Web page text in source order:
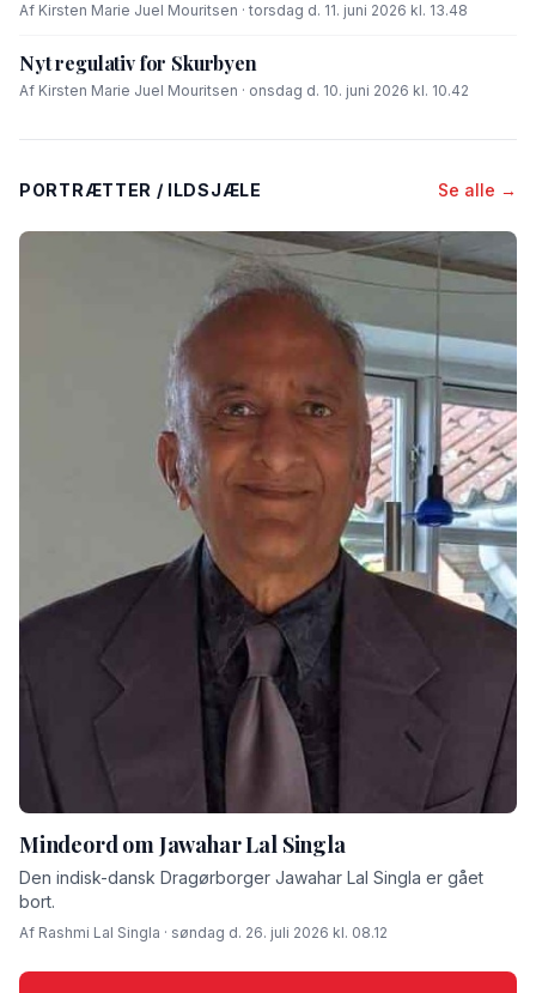
Af Kirsten Marie Juel Mouritsen · torsdag d. 11. juni 2026 kl. 13.48
Nyt regulativ for Skurbyen
Af Kirsten Marie Juel Mouritsen · onsdag d. 10. juni 2026 kl. 10.42
PORTRÆTTER / ILDSJÆLE Se alle →
Mindeord om Jawahar Lal Singla
Den indisk-dansk Dragørborger Jawahar Lal Singla er gået
bort.
Af Rashmi Lal Singla · søndag d. 26. juli 2026 kl. 08.12